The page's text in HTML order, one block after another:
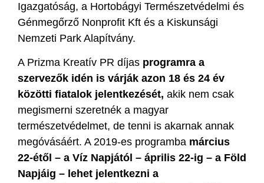
Igazgatóság, a Hortobágyi Természetvédelmi és
Génmegőrző Nonprofit Kft és a Kiskunsági
Nemzeti Park Alapítvány.
A Prizma Kreatív PR díjas programra a
szervezők idén is várják azon 18 és 24 év
közötti fiatalok jelentkezését, akik nem csak
megismerni szeretnék a magyar
természetvédelmet, de tenni is akarnak annak
megóvásáért. A 2019-es programba március
22-étől – a Víz Napjától – április 22-ig – a Föld
Napjáig – lehet jelentkezni a